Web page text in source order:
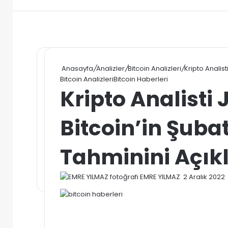
Anasayfa/Analizler/Bitcoin Analizleri/Kripto
Bitcoin AnalizleriBitcoin Haberleri
Kripto Analisti
Bitcoin’in
Tahminini
EMRE YILMAZ Bir
2 Aralık 2022